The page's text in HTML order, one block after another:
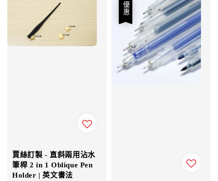
賈絲訂製 - 直斜兩用沾水
筆桿 2 in 1 Oblique Pen
Holder | 英文書法
優惠